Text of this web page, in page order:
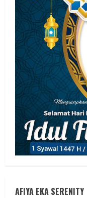
AFIYA EKA SERENITY